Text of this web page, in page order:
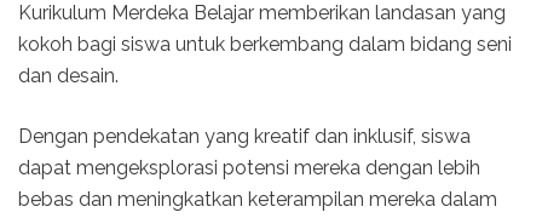
Kurikulum Merdeka Belajar memberikan landasan yang
kokoh bagi siswa untuk berkembang dalam bidang seni
dan desain.
Dengan pendekatan yang kreatif dan inklusif, siswa
dapat mengeksplorasi potensi mereka dengan lebih
bebas dan meningkatkan keterampilan mereka dalam